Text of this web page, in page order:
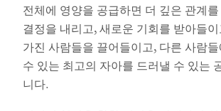
전체에 영양을 공급하면 더 깊은 관계
결정을 내리고, 새로운 기회를 받아들
가진 사람들을 끌어들이고, 다른 사람
수 있는 최고의 자아를 드러낼 수 있는
니다.